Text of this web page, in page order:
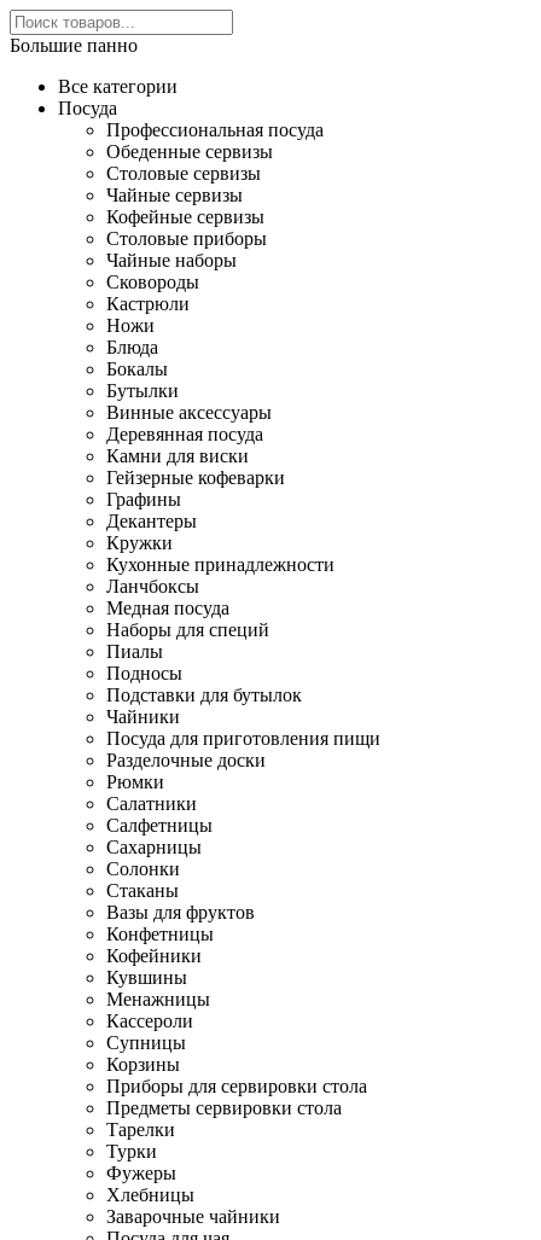
Большие панно
Все категории
Посуда
Профессиональная посуда
Обеденные сервизы
Столовые сервизы
Чайные сервизы
Кофейные сервизы
Столовые приборы
Чайные наборы
Сковороды
Кастрюли
Ножи
Блюда
Бокалы
Бутылки
Винные аксессуары
Деревянная посуда
Камни для виски
Гейзерные кофеварки
Графины
Декантеры
Кружки
Кухонные принадлежности
Ланчбоксы
Медная посуда
Наборы для специй
Пиалы
Подносы
Подставки для бутылок
Чайники
Посуда для приготовления пищи
Разделочные доски
Рюмки
Салатники
Салфетницы
Сахарницы
Солонки
Стаканы
Вазы для фруктов
Конфетницы
Кофейники
Кувшины
Менажницы
Кассероли
Супницы
Корзины
Приборы для сервировки стола
Предметы сервировки стола
Тарелки
Турки
Фужеры
Хлебницы
Заварочные чайники